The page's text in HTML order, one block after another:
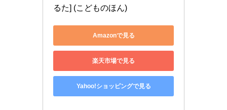
るた] (こどものほん)
Amazonで見る
楽天市場で見る
Yahoo!ショッピングで見る